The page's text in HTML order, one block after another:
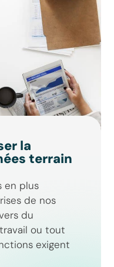
la
terrain
en plus
de nos
du
ou tout
exigent